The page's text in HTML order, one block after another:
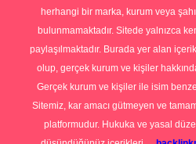
herhangi bir marka, kurum veya
bulunmamaktadır. Sitede yalnızca
paylaşılmaktadır. Burada yer alan
olup, gerçek kurum ve kişiler
Gerçek kurum ve kişiler ile isim
Sitemiz, kar amacı gütmeyen ve
platformudur. Hukuka ve yasal